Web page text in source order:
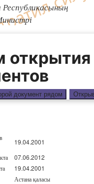
открытия
документ рядом
19.04.2001
07.06.2012
19.04.2001
Астана қаласы